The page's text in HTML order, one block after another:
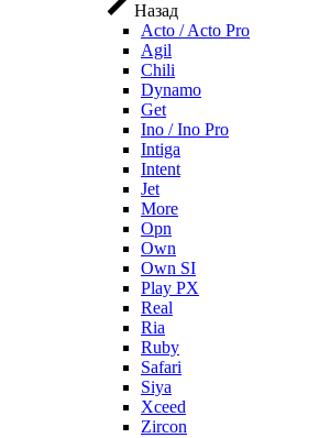
Назад
Acto / Acto Pro
Agil
Chili
Dynamo
Get
Ino / Ino Pro
Intiga
Intent
Jet
More
Opn
Own
Own SI
Play PX
Real
Ria
Ruby
Safari
Siya
Xceed
Zircon